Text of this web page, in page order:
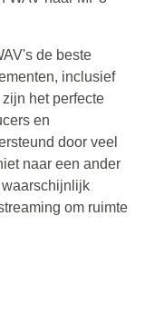
de beste
inclusief
het perfecte
en
door veel
naar een ander
waarschijnlijk
om ruimte